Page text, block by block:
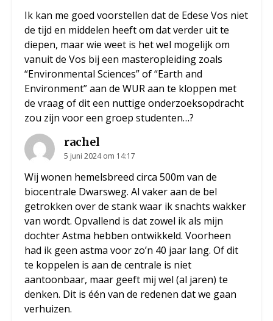
Ik kan me goed voorstellen dat de Edese Vos niet
de tijd en middelen heeft om dat verder uit te
diepen, maar wie weet is het wel mogelijk om
vanuit de Vos bij een masteropleiding zoals
“Environmental Sciences” of “Earth and
Environment” aan de WUR aan te kloppen met
de vraag of dit een nuttige onderzoeksopdracht
zou zijn voor een groep studenten…?
rachel
5 juni 2024 om 14:17
Wij wonen hemelsbreed circa 500m van de
biocentrale Dwarsweg. Al vaker aan de bel
getrokken over de stank waar ik snachts wakker
van wordt. Opvallend is dat zowel ik als mijn
dochter Astma hebben ontwikkeld. Voorheen
had ik geen astma voor zo’n 40 jaar lang. Of dit
te koppelen is aan de centrale is niet
aantoonbaar, maar geeft mij wel (al jaren) te
denken. Dit is één van de redenen dat we gaan
verhuizen.